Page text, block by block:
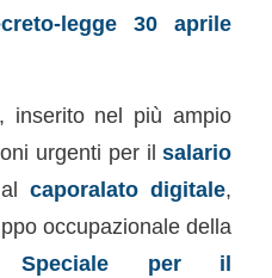
legge 30 aprile
inserito nel più ampio
urgenti per ilsalario
alcaporalato digitale,
occupazionale della
Speciale per il